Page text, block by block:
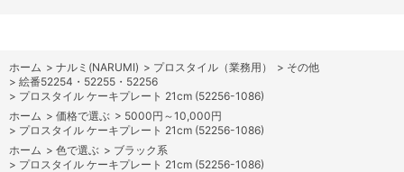
ホーム > ナルミ(NARUMI) > プロスタイル（業務用） > その他
> 絵番52254・52255・52256
> プロスタイル ケーキプレート 21cm (52256-1086)
ホーム > 価格で選ぶ > 5000円～10,000円
> プロスタイル ケーキプレート 21cm (52256-1086)
ホーム > 色で選ぶ > ブラック系
> プロスタイル ケーキプレート 21cm (52256-1086)